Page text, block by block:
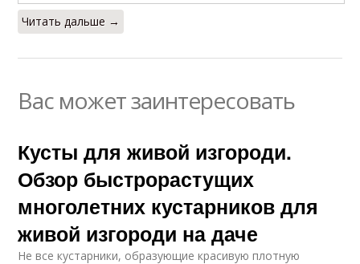
Читать дальше →
Вас может заинтересовать
Кусты для живой изгороди.
Обзор быстрорастущих
многолетних кустарников для
живой изгороди на даче
Не все кустарники, образующие красивую плотную